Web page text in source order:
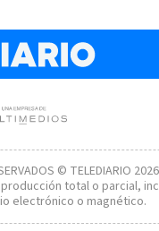
© TELEDIARIO 2026
total o parcial,
electrónico o magnético.